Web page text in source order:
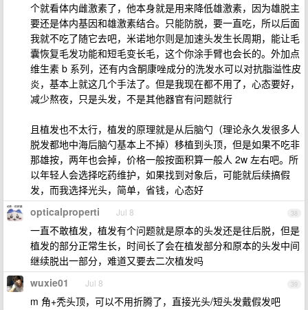
个就看体内雌激素了，他本身就是用来降低雄激素，因为雄脱主
要还是体内基因和雄激素结合。只能防脱，要一直吃，所以后面
我就不吃了随它去吧，米诺地尔则是加速头发生长周期，能让毛
囊恢复毛发功能和短毛变长毛，这个你涂手臂也会长的。外加点
维生素 b 系列，还有内含酮康唑成分的洗发水可以对抗脂溢性皮
炎，基本上就这几个手法了。但是我现在都不用了，心态要好，
减少熬夜，只是头发，不是其他器官有问题就行
且植发也不太行，植发的原理就是从后脑勺（理论永久发很多人
脱发都地中海后脑勺基本上不掉）移植到头顶，但是如果不吃非
那雄按，两年也会掉，价格一般按面积算一般人 2w 左右吧。所
以年轻人会选择吃药维护，如果找到对象后，可能就后续搞假
发，而我选择光头，简单，省钱，心态好
38
opticalproperti Jul 8
一直不敢植发，植发有个问题就是原本的头发还是往后脱，但是
植发的部分正常生长，时间长了会在植发部分和原本的头发中间
继续脱出一部分，难道又要去二次植发吗
39
wuxie01 Jul 8
m 角+秃头顶，可以不用折腾了，直接光头/短头发戴假发吧